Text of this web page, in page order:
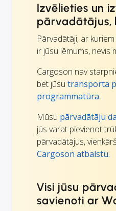
Izvēlieties un
pārvadātājus,
Pārvadātāji, ar
ir jūsu lēmums, nevis
Cargoson nav
bet jūsu transporta
programmatūra.
Mūsu pārvadātāju
jūs varat pievienot
pārvadātājus,
Cargoson atbalstu.
Visi jūsu
savienoti ar